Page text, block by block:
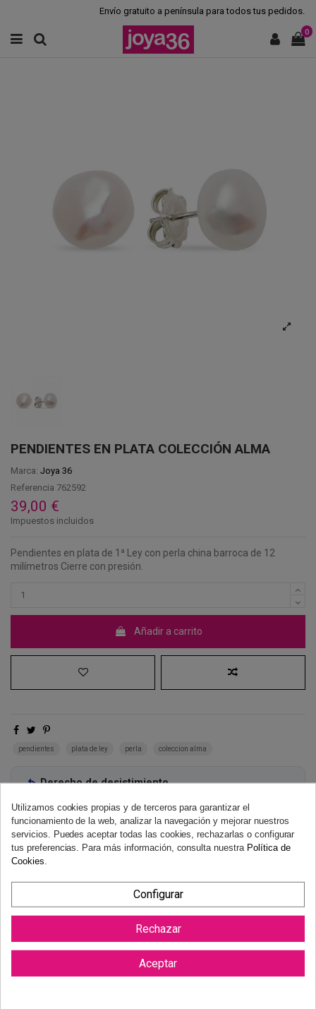
Envío gratuito a península para todos tus pedidos.
0
PENDIENTES EN PLATA COLECCIÓN ALMA
Marca: Joya 36
Referencia 762592
39,00 €
Impuestos incluidos
Pendientes en plata de 1ª Ley con perla china barroca de 12
milímetros Cierre con presión.
Añadir a carrito
pendientes plata de ley perla coleccion alma
Derecho de desistimiento
necesidad de justificación.Más información
Reviews (0)
Utilizamos cookies propias y de terceros para garantizar el
funcionamiento de la web, analizar la navegación y mejorar nuestros
servicios. Puedes aceptar todas las cookies, rechazarlas o configurar
tus preferencias. Para más información, consulta nuestra Política de
Cookies
Configurar
Rechazar
Aceptar